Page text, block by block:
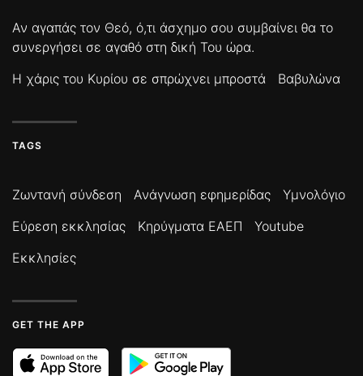
Αν αγαπάς τον Θεό, ό,τι άσχημο σου συμβαίνει θα το
συνεργήσει σε αγαθό στη δική Του ώρα.
Η χάρις του Κυρίου σε σπρώχνει μπροστά
Βαβυλώνα
TAGS
Ζωντανή σύνδεση Ανάγνωση εφημερίδας
Υμνολόγιο
Εύρεση εκκλησίας
Κηρύγματα ΕΑΕΠ
Youtube
Εκκλησίες
GET THE APP